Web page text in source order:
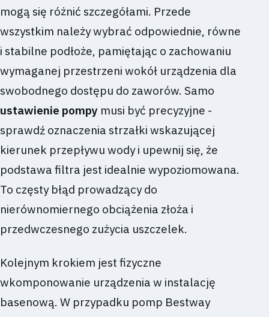
mogą się różnić szczegółami. Przede
wszystkim należy wybrać odpowiednie, równe
i stabilne podłoże, pamiętając o zachowaniu
wymaganej przestrzeni wokół urządzenia dla
swobodnego dostępu do zaworów. Samo
ustawienie pompy musi być precyzyjne -
sprawdź oznaczenia strzałki wskazującej
kierunek przepływu wody i upewnij się, że
podstawa filtra jest idealnie wypoziomowana.
To częsty błąd prowadzący do
nierównomiernego obciążenia złoża i
przedwczesnego zużycia uszczelek.
Kolejnym krokiem jest fizyczne
wkomponowanie urządzenia w instalację
basenową. W przypadku pomp Bestway